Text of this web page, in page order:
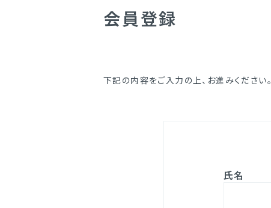
会員登録
下記の内容をご入力の上、お進みください。
氏名